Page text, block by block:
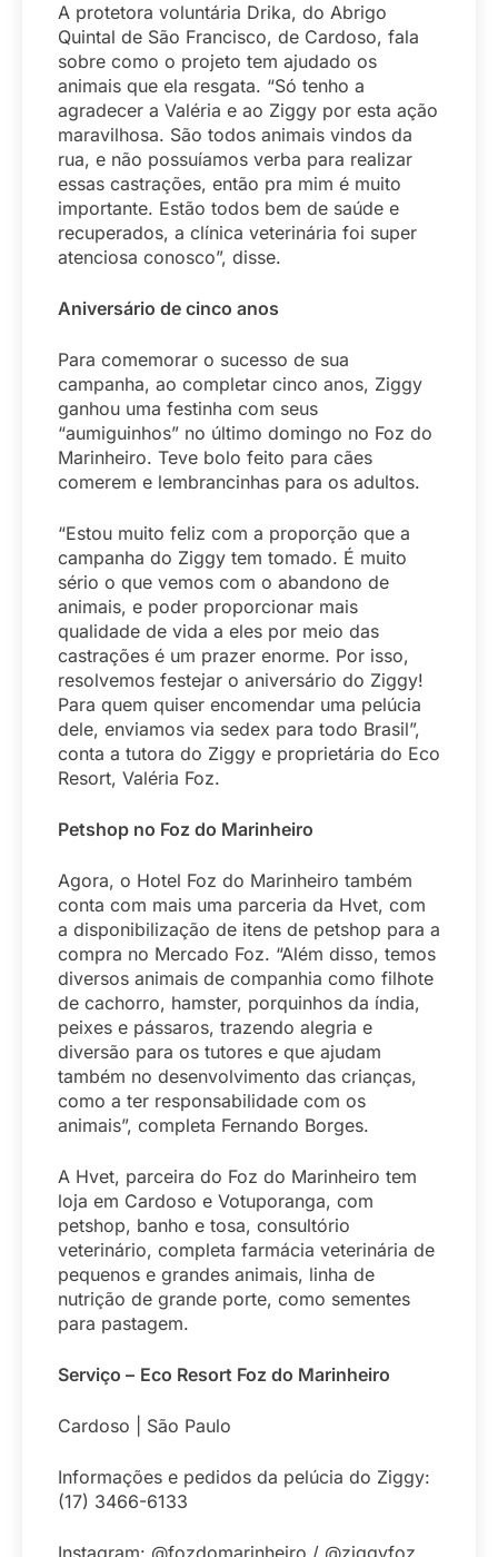
A protetora voluntária Drika, do Abrigo
Quintal de São Francisco, de Cardoso, fala
sobre como o projeto tem ajudado os
animais que ela resgata. “Só tenho a
agradecer a Valéria e ao Ziggy por esta ação
maravilhosa. São todos animais vindos da
rua, e não possuíamos verba para realizar
essas castrações, então pra mim é muito
importante. Estão todos bem de saúde e
recuperados, a clínica veterinária foi super
atenciosa conosco”, disse.
Aniversário de cinco anos
Para comemorar o sucesso de sua
campanha, ao completar cinco anos, Ziggy
ganhou uma festinha com seus
“aumiguinhos” no último domingo no Foz do
Marinheiro. Teve bolo feito para cães
comerem e lembrancinhas para os adultos.
“Estou muito feliz com a proporção que a
campanha do Ziggy tem tomado. É muito
sério o que vemos com o abandono de
animais, e poder proporcionar mais
qualidade de vida a eles por meio das
castrações é um prazer enorme. Por isso,
resolvemos festejar o aniversário do Ziggy!
Para quem quiser encomendar uma pelúcia
dele, enviamos via sedex para todo Brasil”,
conta a tutora do Ziggy e proprietária do Eco
Resort, Valéria Foz.
Petshop no Foz do Marinheiro
Agora, o Hotel Foz do Marinheiro também
conta com mais uma parceria da Hvet, com
a disponibilização de itens de petshop para a
compra no Mercado Foz. “Além disso, temos
diversos animais de companhia como filhote
de cachorro, hamster, porquinhos da índia,
peixes e pássaros, trazendo alegria e
diversão para os tutores e que ajudam
também no desenvolvimento das crianças,
como a ter responsabilidade com os
animais”, completa Fernando Borges.
A Hvet, parceira do Foz do Marinheiro tem
loja em Cardoso e Votuporanga, com
petshop, banho e tosa, consultório
veterinário, completa farmácia veterinária de
pequenos e grandes animais, linha de
nutrição de grande porte, como sementes
para pastagem.
Serviço – Eco Resort Foz do Marinheiro
Cardoso | São Paulo
Informações e pedidos da pelúcia do Ziggy:
(17) 3466-6133